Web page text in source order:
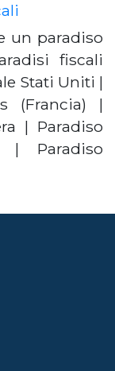
un paradiso
fiscali
Stati Uniti |
(Francia) |
| Paradiso
| Paradiso